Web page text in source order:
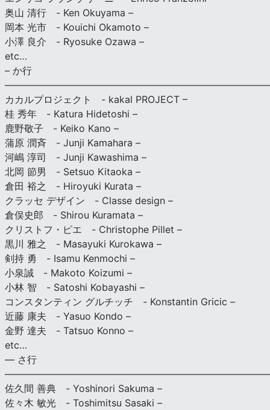
奥山 清行 - Ken Okuyama –
岡本 光市 - Kouichi Okamoto –
小澤 良介 - Ryosuke Ozawa –
etc…
– か行
カカルプロジェクト - kakal PROJECT –
桂 秀年 - Katura Hidetoshi –
鹿野敬子 - Keiko Kano –
蒲原 潤斉 - Junji Kamahara –
河嶋 淳司 - Junji Kawashima –
北岡 節男 - Setsuo Kitaoka –
倉田 裕之 - Hiroyuki Kurata –
クラッセ デザイン - Classe design –
倉俣史郎 - Shirou Kuramata –
クリストフ・ピエ - Christophe Pillet –
黒川 雅之 - Masayuki Kurokawa –
剣持 勇 - Isamu Kenmochi –
小泉誠 - Makoto Koizumi –
小林 智 - Satoshi Kobayashi –
コンスタンティン グルチッチ - Konstantin Gricic –
近藤 康夫 - Yasuo Kondo –
金野 達夫 - Tatsuo Konno –
etc…
— さ行
佐久間 善典 - Yoshinori Sakuma –
佐々木 敏光 - Toshimitsu Sasaki –